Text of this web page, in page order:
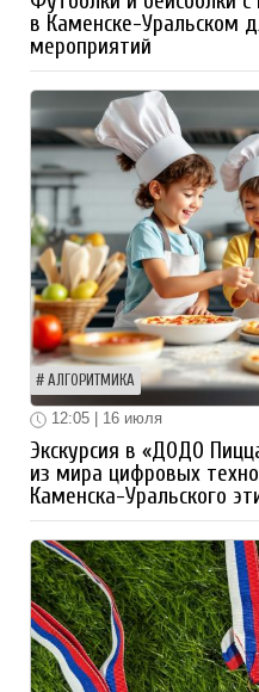
в Каменске-Уральском
мероприятий
АЛГОРИТМИКА
12:05 | 16 июля
Экскурсия в «ДОДО
из мира цифровых
Каменска-Уральского